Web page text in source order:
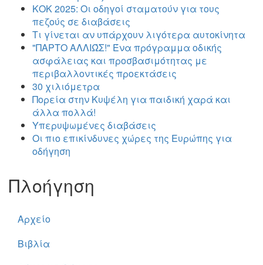
ΚΟΚ 2025: Οι οδηγοί σταματούν για τους
πεζούς σε διαβάσεις
Τι γίνεται αν υπάρχουν λιγότερα αυτοκίνητα
"ΠΑΡΤΟ ΑΛΛΙΏΣ!" Ένα πρόγραμμα οδικής
ασφάλειας και προσβασιμότητας με
περιβαλλοντικές προεκτάσεις
30 χιλιόμετρα
Πορεία στην Κυψέλη για παιδική χαρά και
άλλα πολλά!
Υπερυψωμένες διαβάσεις
Οι πιο επικίνδυνες χώρες της Ευρώπης για
οδήγηση
Πλοήγηση
Αρχείο
Βιβλία